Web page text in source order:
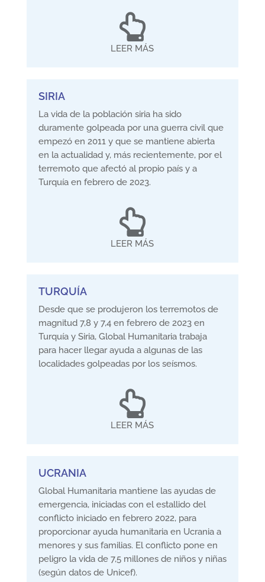

LEER MÁS
SIRIA
La vida de la población siria ha sido
duramente golpeada por una guerra civil que
empezó en 2011 y que se mantiene abierta
en la actualidad y, más recientemente, por el
terremoto que afectó al propio país y a
Turquía en febrero de 2023.

LEER MÁS
TURQUÍA
Desde que se produjeron los terremotos de
magnitud 7,8 y 7,4 en febrero de 2023 en
Turquía y Siria, Global Humanitaria trabaja
para hacer llegar ayuda a algunas de las
localidades golpeadas por los seísmos.

LEER MÁS
UCRANIA
Global Humanitaria mantiene las ayudas de
emergencia, iniciadas con el estallido del
conflicto iniciado en febrero 2022, para
proporcionar ayuda humanitaria en Ucrania a
menores y sus familias. El conflicto pone en
peligro la vida de 7,5 millones de niños y niñas
(según datos de Unicef).